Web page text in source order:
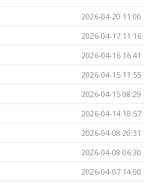
2026-04-20 11:00
2026-04-17 11:16
2026-04-16 16:41
2026-04-15 11:55
2026-04-15 08:29
2026-04-14 10:57
2026-04-08 20:31
2026-04-08 06:30
2026-04-07 14:00